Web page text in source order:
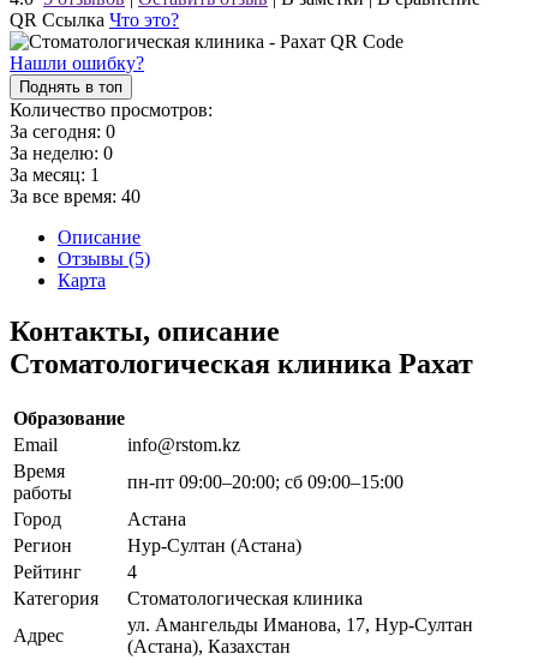
QR Ссылка Что это?
Нашли ошибку?
Поднять в топ
Количество просмотров:
За сегодня: 0
За неделю: 0
За месяц: 1
За все время: 40
Описание
Отзывы (5)
Карта
Контакты, описание
Стоматологическая клиника Рахат
Образование
Email
info@rstom.kz
Время
работы
пн-пт 09:00–20:00; сб 09:00–15:00
Город
Астана
Регион
Нур-Султан (Астана)
Рейтинг
4
Категория
Стоматологическая клиника
Адрес
ул. Амангельды Иманова, 17, Нур-Султан
(Астана), Казахстан